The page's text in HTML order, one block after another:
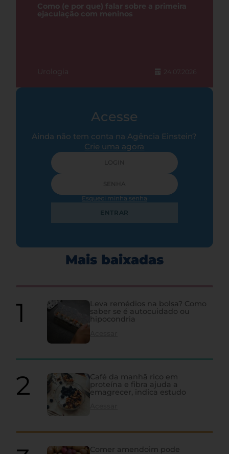
Como (e por que) falar sobre a primeira
ejaculação com meninos
Urologia 24.07.2026
Acesse
Ainda não tem conta na Agência Einstein?
Crie uma agora
Esqueci minha senha
ENTRAR
Mais baixadas
Leva remédios na bolsa? Como
saber se é autocuidado ou
hipocondria
Café da manhã rico em
proteína e fibra ajuda a
emagrecer, indica estudo
Comer amendoim pode